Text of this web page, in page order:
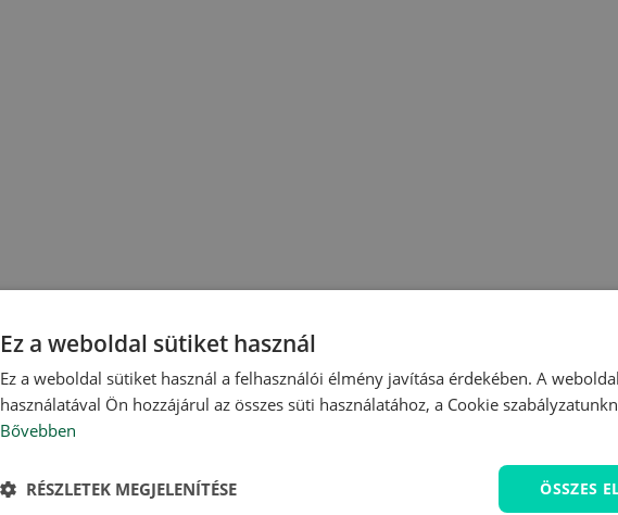
Ez a weboldal sütiket használ
Ez a weboldal sütiket használ a felhasználói élmény javítása érdekében. A
használatával Ön hozzájárul az összes süti használatához, a Cookie
Bővebben
ÖSSZES
RÉSZLETEK MEGJELENÍTÉSE